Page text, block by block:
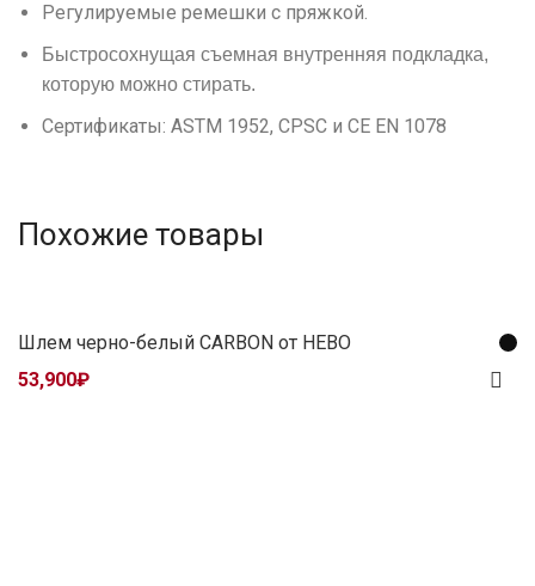
Регулируемые ремешки с пряжкой.
Быстросохнущая съемная внутренняя подкладка,
которую можно стирать.
Сертификаты: ASTM 1952, CPSC и CE EN 1078
Похожие товары
Шлем черно-белый CARBON от HEBO
53,900₽